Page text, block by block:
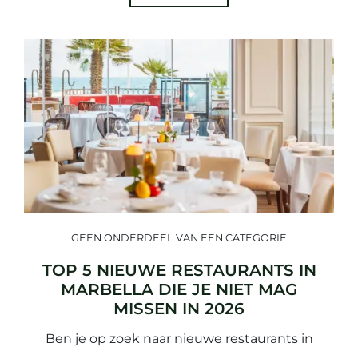
GEEN ONDERDEEL VAN EEN CATEGORIE
TOP 5 NIEUWE RESTAURANTS IN
MARBELLA DIE JE NIET MAG
MISSEN IN 2026
Ben je op zoek naar nieuwe restaurants in